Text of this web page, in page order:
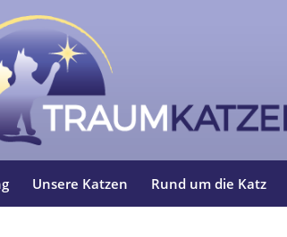
Unsere Katzen Rund um die Katz